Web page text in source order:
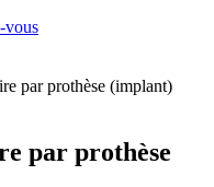
par prothèse (implant)
par prothèse